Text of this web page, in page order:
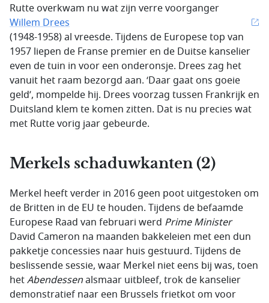
Rutte overkwam nu wat zijn verre voorganger
Willem Drees
(1948-1958) al vreesde. Tijdens de Europese top van
1957 liepen de Franse premier en de Duitse kanselier
even de tuin in voor een onderonsje. Drees zag het
vanuit het raam bezorgd aan. ‘Daar gaat ons goeie
geld’, mompelde hij. Drees voorzag tussen Frankrijk en
Duitsland klem te komen zitten. Dat is nu precies wat
met Rutte vorig jaar gebeurde.
Merkels schaduwkanten (2)
Merkel heeft verder in 2016 geen poot uitgestoken om
de Britten in de EU te houden. Tijdens de befaamde
Europese Raad van februari werd Prime Minister
David Cameron na maanden bakkeleien met een dun
pakketje concessies naar huis gestuurd. Tijdens de
beslissende sessie, waar Merkel niet eens bij was, toen
hetAbendessenalsmaar uitbleef, trok de kanselier
demonstratief naar een Brussels frietkot om voor